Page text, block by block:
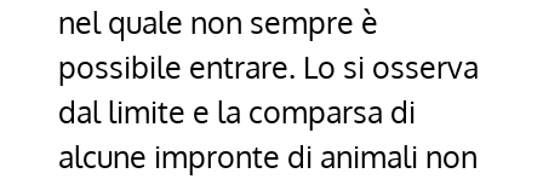
nel quale non sempre è
possibile entrare. Lo si osserva
dal limite e la comparsa di
alcune impronte di animali non